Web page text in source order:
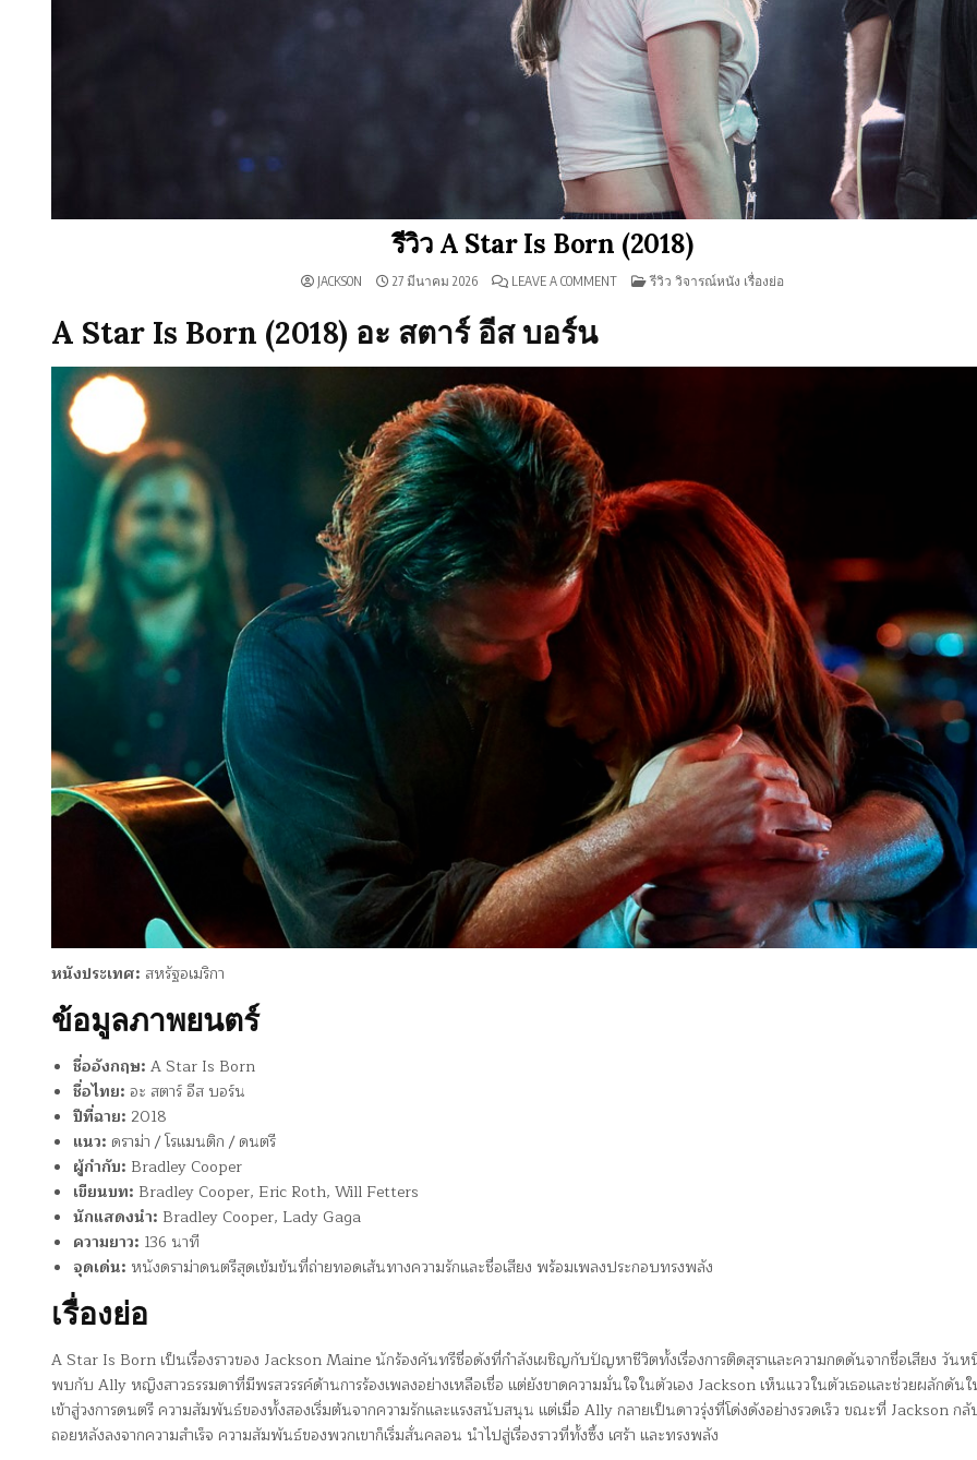
รีวิว A Star Is Born (2018)
JACKSON 27 มีนาคม 2026 LEAVE A COMMENTON
POSTED
รีวิว วิจารณ์หนัง เรื่องย่อ
A Star Is Born (2018) อะ สตาร์ อีส บอร์น
หนังประเทศ: สหรัฐอเมริกา
ข้อมูลภาพยนตร์
ชื่ออังกฤษ: A Star Is Born
ชื่อไทย: อะ สตาร์ อีส บอร์น
ปีที่ฉาย: 2018
แนว: ดราม่า / โรแมนติก / ดนตรี
ผู้กำกับ: Bradley Cooper
เขียนบท: Bradley Cooper, Eric Roth, Will Fetters
นักแสดงนำ: Bradley Cooper, Lady Gaga
ความยาว: 136 นาที
จุดเด่น: หนังดราม่าดนตรีสุดเข้มข้นที่ถ่ายทอดเส้นทางความรักและชื่อเสียง พร้อมเพลงประกอบทรงพลัง
เรื่องย่อ
A Star Is Born เป็นเรื่องราวของ Jackson Maine นักร้องคันทรีชื่อดังที่กำลังเผชิญกับปัญหาชีวิตทั้งเรื่องการติดสุราและความกดดันจากชื่อเสียง วันห
พบกับ Ally หญิงสาวธรรมดาที่มีพรสวรรค์ด้านการร้องเพลงอย่างเหลือเชื่อ แต่ยังขาดความมั่นใจในตัวเอง Jackson เห็นแววในตัวเธอและช่วยผลักดันใ
เข้าสู่วงการดนตรี ความสัมพันธ์ของทั้งสองเริ่มต้นจากความรักและแรงสนับสนุน แต่เมื่อ Ally กลายเป็นดาวรุ่งที่โด่งดังอย่างรวดเร็ว ขณะที่ Jackson ก
ถอยหลังลงจากความสำเร็จ ความสัมพันธ์ของพวกเขาก็เริ่มสั่นคลอน นำไปสู่เรื่องราวที่ทั้งซึ้ง เศร้า และทรงพลัง